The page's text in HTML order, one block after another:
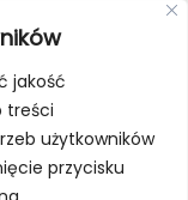
jakość
treści
użytkowników
przycisku
mediów